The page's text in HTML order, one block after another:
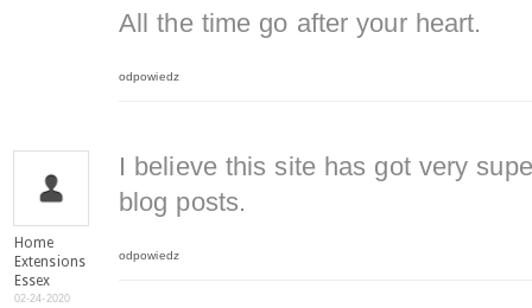
All the time go after your heart.
odpowiedz
Home
Extensions
Essex
02-24-2020
I believe this site has got very
blog posts.
odpowiedz